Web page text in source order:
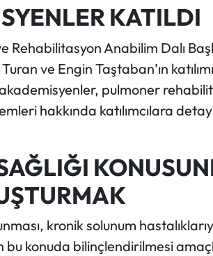
KATILDI
Rehabilitasyon Anabilim Dalı
ve Engin Taştaban’ın
pulmoner
hakkında katılımcılara
kronik solunum
konuda bilinçlendirilmesi